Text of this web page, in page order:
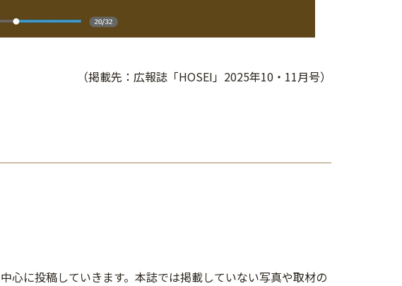
（掲載先：広報誌「HOSEI」2025年10・11月号）
心に投稿していきます。本誌では掲載していない写真や取材の